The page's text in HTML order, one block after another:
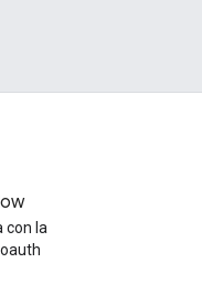
con la